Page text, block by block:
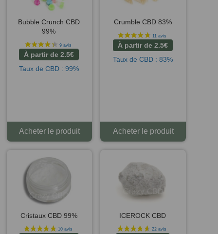
Bubble Crunch CBD
99%
À partir de 2.5€
Taux de CBD : 99%
Acheter le produit
Crumble CBD 83%
À partir de 2.5€
Taux de CBD : 83%
Acheter le produit
Cristaux CBD 99% ICEROCK CBD